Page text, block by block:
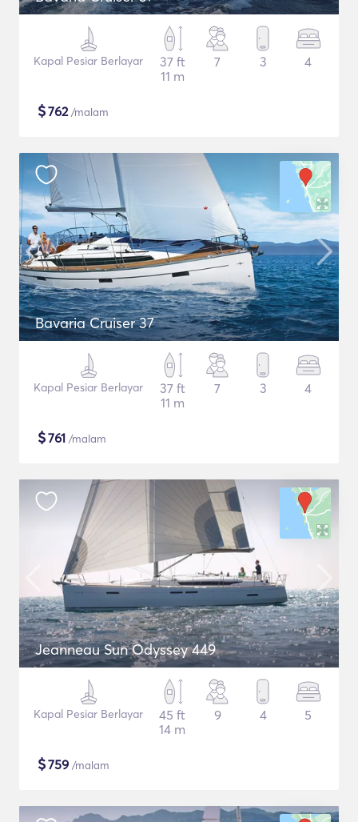
Kapal Pesiar Berlayar
37 ft
11 m
7 3 4
$762/malam
Bavaria Cruiser 37
Kapal Pesiar Berlayar
37 ft
11 m
7 3 4
$761 /malam
Jeanneau Sun Odyssey 449
Kapal Pesiar Berlayar
45 ft
14 m
9 4 5
$759 /malam